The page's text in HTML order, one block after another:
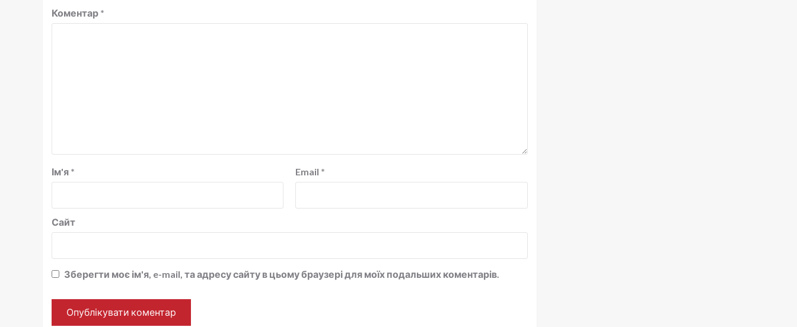
Коментар *
Ім'я * Email *
Сайт
Зберегти моє ім'я, e-mail, та адресу сайту в цьому браузері для моїх подальших коментарів.